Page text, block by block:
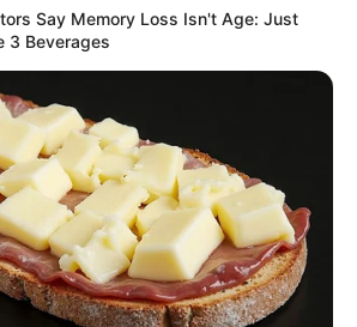
em Brasília: Senado pode
PEC 14 em semana de
Kennedy (ES) abre processo
para Agentes de Saúde e de
às Endemias.
14: o que acontece com quinquênio,
e sexta-parte na aposentadoria?
Say Memory Loss Isn't Age: Just
3 Beverages